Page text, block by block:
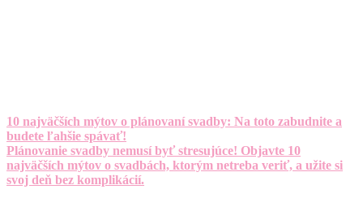
10 najväčších mýtov o plánovaní svadby: Na toto zabudnite a
budete ľahšie spávať!
Plánovanie svadby nemusí byť stresujúce! Objavte 10
najväčších mýtov o svadbách, ktorým netreba veriť, a užite si
svoj deň bez komplikácií.